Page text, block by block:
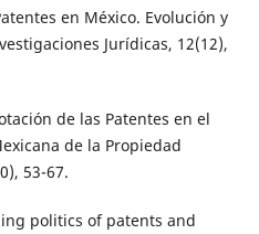
en México. Evolución y
Jurídicas, 12(12),
de las Patentes en el
de la Propiedad
53-67.
politics of patents and